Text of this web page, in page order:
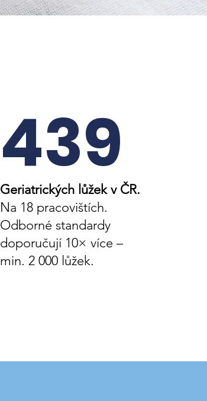
439
Geriatrických lůžek v ČR.
Na 18 pracovištích.
Odborné standardy
doporučují 10× více –
min. 2 000 lůžek.